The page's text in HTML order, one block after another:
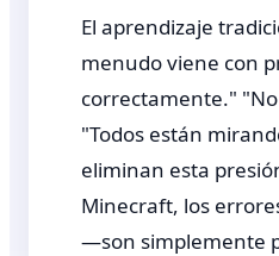
El aprendizaje
menudo viene con
correctamente."
"Todos están
eliminan esta
Minecraft, los
—son simplemente